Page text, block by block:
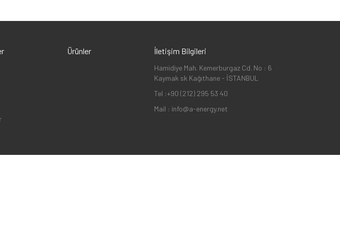
Ürünler İletişim Bilgileri
Hamidiye Mah. Kemerburgaz Cd. No : 6
Kaymak sk Kağıthane - İSTANBUL
Tel :+90 (212) 295 53 40
Mail : info@a-energy.net